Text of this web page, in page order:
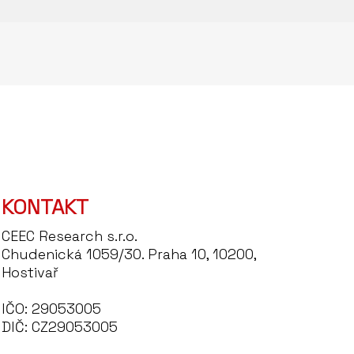
KONTAKT
CEEC Research s.r.o.
Chudenická 1059/30. Praha 10, 10200,
Hostivař
IČO: 29053005
DIČ: CZ29053005